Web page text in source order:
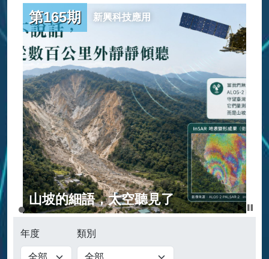
第165期 新興科技應用
山坡的細語，太空聽見了
年度 類別